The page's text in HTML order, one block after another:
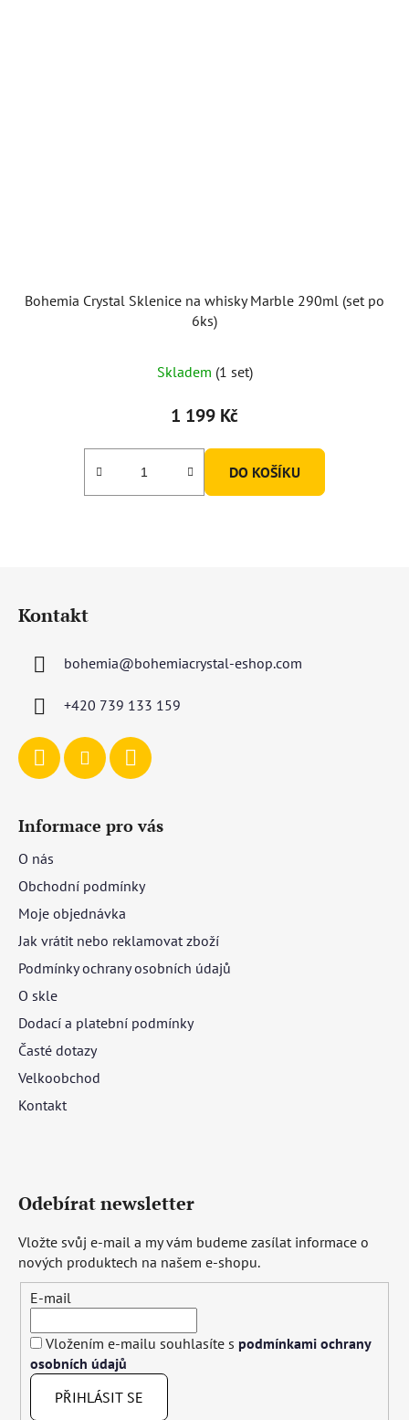
Bohemia Crystal Sklenice na whisky Marble 290ml (set po
6ks)
Skladem (1 set)
1 199 Kč
DO KOŠÍKU
Kontakt
bohemia@bohemiacrystal-eshop.com
+420 739 133 159
Informace pro vás
O nás
Obchodní podmínky
Moje objednávka
Jak vrátit nebo reklamovat zboží
Podmínky ochrany osobních údajů
O skle
Dodací a platební podmínky
Časté dotazy
Velkoobchod
Kontakt
Odebírat newsletter
Vložte svůj e-mail a my vám budeme zasílat informace o
nových produktech na našem e-shopu.
E-mail
Vložením e-mailu souhlasíte s podmínkami ochrany
osobních údajů
PŘIHLÁSIT SE